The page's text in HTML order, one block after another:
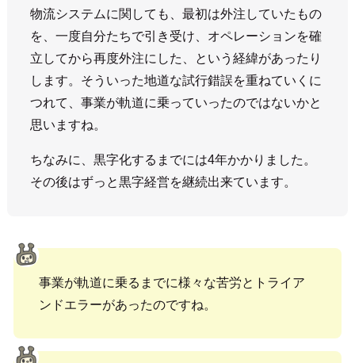
物流システムに関しても、最初は外注していたもの
を、一度自分たちで引き受け、オペレーションを確
立してから再度外注にした、という経緯があったり
します。そういった地道な試行錯誤を重ねていくに
つれて、事業が軌道に乗っていったのではないかと
思いますね。
ちなみに、黒字化するまでには4年かかりました。
その後はずっと黒字経営を継続出来ています。
事業が軌道に乗るまでに様々な苦労とトライア
ンドエラーがあったのですね。